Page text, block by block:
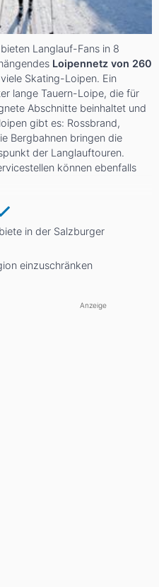
Langlauf-Fans in 8
Loipennetz von 260
Skating-Loipen. Ein
lange Tauern-Loipe, die für
Abschnitte beinhaltet und
gibt es: Rossbrand,
Bergbahnen bringen die
der Langlauftouren.
können ebenfalls
in der Salzburger
einzuschränken
Anzeige